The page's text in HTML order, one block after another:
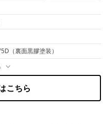
（裏面黒膠塗装）
こちら